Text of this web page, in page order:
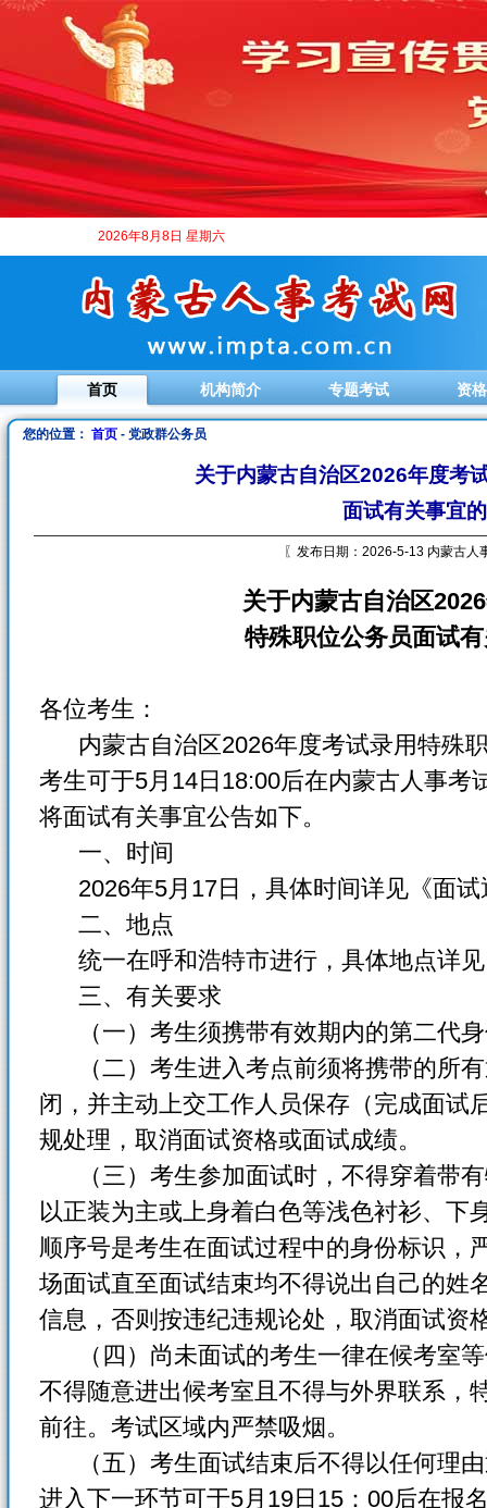
2026年8月8日 星期六
首页 机构简介 专题考试 资
您的位置： 首页- 党政群公务员
关于内蒙古自治区2026年度考
面试有关事宜
〖发布日期：2026-5-13 内蒙古人
关于内蒙古自治区2026
特殊职位公务员面试
各位考生：
内蒙古自治区2026年度考试录用特殊
考生可于5月14日18:00后在内蒙古人事考
将面试有关事宜公告如下。
一、时间
2026年5月17日，具体时间详见《面试
二、地点
统一在呼和浩特市进行，具体地点详见
三、有关要求
（一）考生须携带有效期内的第二代身
（二）考生进入考点前须将携带的所有
闭，并主动上交工作人员保存（完成面试
规处理，取消面试资格或面试成绩。
（三）考生参加面试时，不得穿着带有
以正装为主或上身着白色等浅色衬衫、下
顺序号是考生在面试过程中的身份标识，
场面试直至面试结束均不得说出自己的姓
信息，否则按违纪违规论处，取消面试资
（四）尚未面试的考生一律在候考室等
不得随意进出候考室且不得与外界联系，
前往。考试区域内严禁吸烟。
（五）考生面试结束后不得以任何理由
进入下一环节可于5月19日15：00后在报